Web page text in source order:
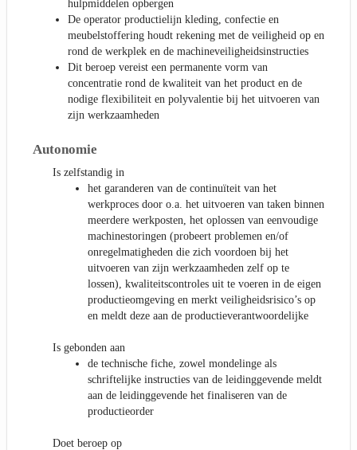
hulpmiddelen opbergen
De operator productielijn kleding, confectie en
meubelstoffering houdt rekening met de veiligheid op en
rond de werkplek en de machineveiligheidsinstructies
Dit beroep vereist een permanente vorm van
concentratie rond de kwaliteit van het product en de
nodige flexibiliteit en polyvalentie bij het uitvoeren van
zijn werkzaamheden
Autonomie
Is zelfstandig in
het garanderen van de continuïteit van het
werkproces door o.a. het uitvoeren van taken binnen
meerdere werkposten, het oplossen van eenvoudige
machinestoringen (probeert problemen en/of
onregelmatigheden die zich voordoen bij het
uitvoeren van zijn werkzaamheden zelf op te
lossen), kwaliteitscontroles uit te voeren in de eigen
productieomgeving en merkt veiligheidsrisico’s op
en meldt deze aan de productieverantwoordelijke
Is gebonden aan
de technische fiche, zowel mondelinge als
schriftelijke instructies van de leidinggevende meldt
aan de leidinggevende het finaliseren van de
productieorder
Doet beroep op